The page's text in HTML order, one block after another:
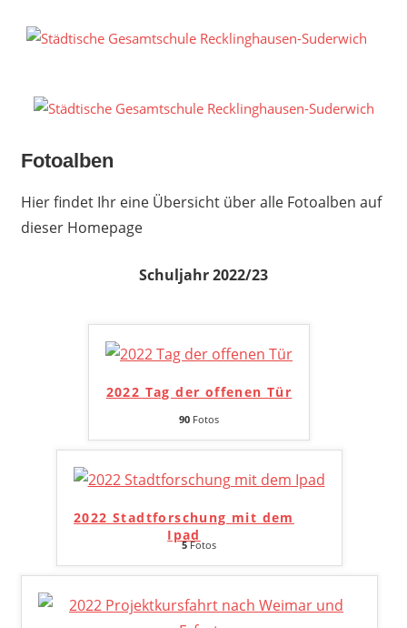
Inhalt
Fotoalben
Hier findet Ihr eine Übersicht über alle Fotoalben auf
dieser Homepage
Schuljahr 2022/23
2022 Tag der offenen Tür
90 Fotos
2022 Stadtforschung mit dem
Ipad
5Fotos